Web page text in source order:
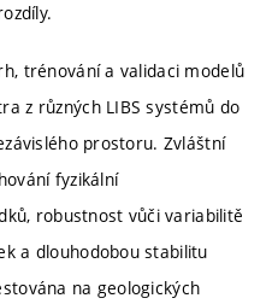
trénování a validaci modelů
z různých LIBS systémů do
prostoru. Zvláštní
fyzikální
robustnost vůči variabilitě
a dlouhodobou stabilitu
na geologických